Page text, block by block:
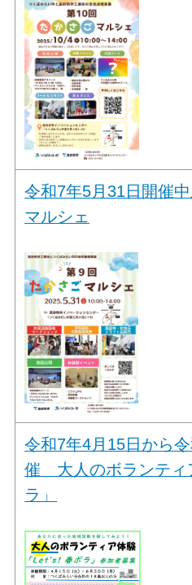
令和7年5月31日開催
マルシェ
令和7年4月15日から
催 大人のボランティ
ラ」